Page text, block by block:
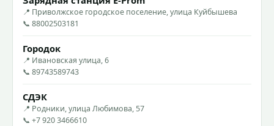
📍 Приволжское городское поселение, улица Куйбышева
📞 88002503181
Городок
📍 Ивановская улица, 6
📞 89743589743
СДЭК
📍 Родники, улица Любимова, 57
📞 +7 920 3466610